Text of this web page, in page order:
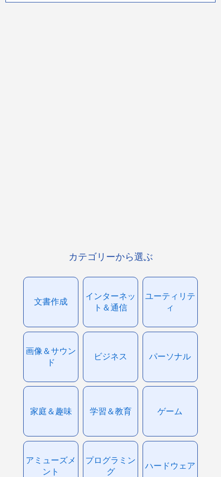
カテゴリーから選ぶ
文書作成
インターネッ
ト＆通信
ユーティリテ
ィ
画像＆サウン
ド
ビジネス パーソナル
家庭＆趣味 学習＆教育 ゲーム
アミューズメ
ント
プログラミン
グ
ハードウェア